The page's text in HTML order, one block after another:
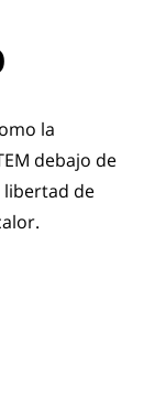
la
debajo de
libertad de